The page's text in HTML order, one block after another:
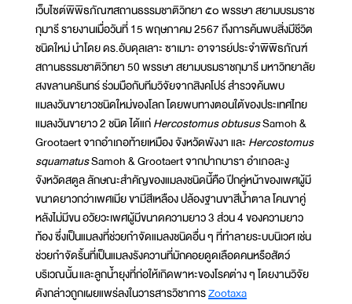
เว็บไซต์พิพิธภัณฑสถานธรรมชาติวิทยา ๕๐ พรรษา สยามบรมราช
กุมารี รายงานเมื่อวันที่ 15 พฤษภาคม 2567 ถึงการค้นพบสิ่งมีชีวิต
ชนิดใหม่ นำโดย ดร.อับดุลเลาะ ซาเมาะ อาจารย์ประจำพิพิธภัณฑ์
สถานธรรมชาติวิทยา 50 พรรษา สยามบรมราชกุมารี มหาวิทยาลัย
สงขลานครินทร์ ร่วมมือกับทีมวิจัยจากสิงคโปร์ สำรวจค้นพบ
แมลงวันขายาวชนิดใหม่ของโลก โดยพบทางตอนใต้ของประเทศไทย
แมลงวันขายาว 2 ชนิด ได้แก่Hercostomus obtususSamoh &
Grootaert จากอำเภอท้ายเหมือง จังหวัดพังงา และ Hercostomus
squamatusSamoh & Grootaert จากปากบารา อำเภอละงู
จังหวัดสตูล ลักษณะสำคัญของแมลงชนิดนี้คือ ปีกคู่หน้าของเพศผู้มี
ขนาดยาวกว่าเพศเมีย ขามีสีเหลือง ปล้องฐานขาสีน้ำตาล โคนขาคู่
หลังไม่มีขน อวัยวะเพศผู้มีขนาดความยาว 3 ส่วน 4 ของความยาว
ท้อง ซึ่งเป็นแมลงที่ช่วยกำจัดแมลงชนิดอื่น ๆ ที่ทำลายระบบนิเวศ เช่น
ช่วยกำจัดริ้นที่เป็นแมลงรังควานที่มักคอยดูดเลือดคนหรือสัตว์
บริเวณนั้น และลูกน้ำยุงที่ก่อให้เกิดพาหะของโรคต่าง ๆ โดยงานวิจัย
ดังกล่าวถูกเผยแพร่ลงในวารสารวิชาการZootaxa